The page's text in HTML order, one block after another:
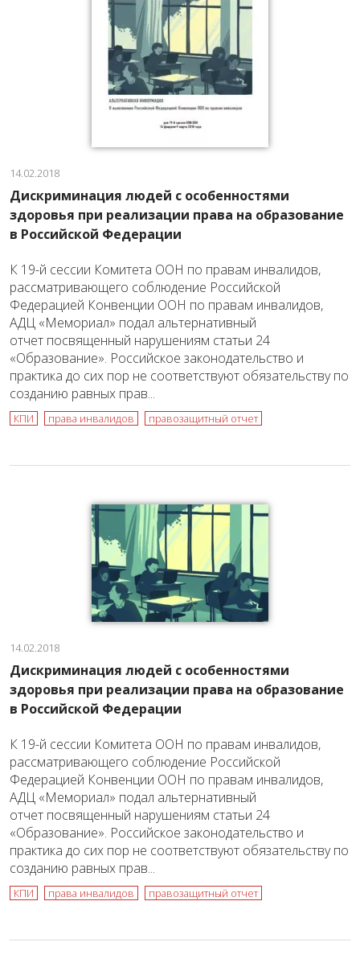
14.02.2018
Дискриминация людей с особенностями
здоровья при реализации права на образование
в Российской Федерации
К 19-й сессии Комитета ООН по правам инвалидов,
рассматривающего соблюдение Российской
Федерацией Конвенции ООН по правам инвалидов,
АДЦ «Мемориал» подал альтернативный
отчет посвященный нарушениям статьи 24
«Образование». Российское законодательство и
практика до сих пор не соответствуют обязательству по
созданию равных прав...
КПИ права инвалидов правозащитный отчет
14.02.2018
Дискриминация людей с особенностями
здоровья при реализации права на образование
в Российской Федерации
К 19-й сессии Комитета ООН по правам инвалидов,
рассматривающего соблюдение Российской
Федерацией Конвенции ООН по правам инвалидов,
АДЦ «Мемориал» подал альтернативный
отчет посвященный нарушениям статьи 24
«Образование». Российское законодательство и
практика до сих пор не соответствуют обязательству по
созданию равных прав...
КПИ права инвалидов правозащитный отчет